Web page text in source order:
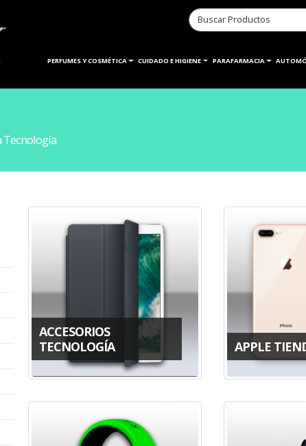
PERFUMES Y COSMÉTICA CUIDADO E HIGIENE PARAFARMACIA
Tecnología
ACCESORIOS
TECNOLOGÍA
APPLE